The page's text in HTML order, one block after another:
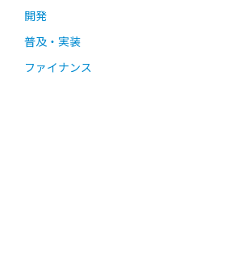
開発
普及・実装
ファイナンス